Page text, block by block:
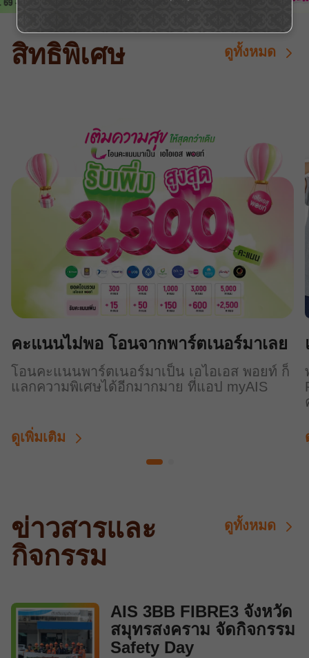
สิทธิพิเศษ ดูทั้งหมด
คะแนนไม่พอ โอนจากพาร์ตเนอร์มาเลย
โอนคะแนนพาร์ตเนอร์มาเป็น เอไอเอส พอยท์ ก็
แลกความพิเศษได้อีกมากมาย ที่แอป myAIS
ดูเพิ่มเติม
ข่าวสารและ
กิจกรรม
ดูทั้งหมด
AIS 3BB FIBRE3 จังหวัด
สมุทรสงคราม จัดกิจกรรม
Safety Day